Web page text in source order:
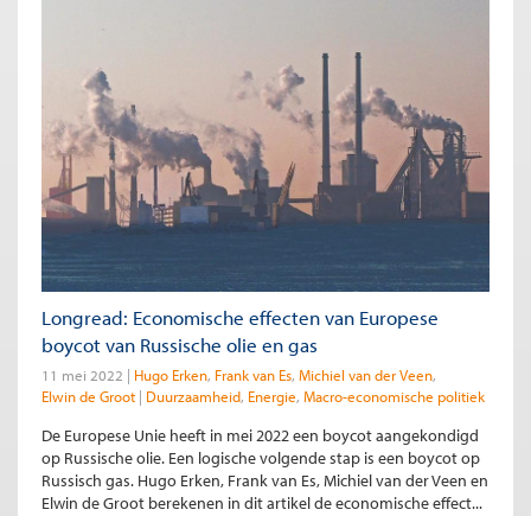
Longread: Economische effecten van Europese
boycot van Russische olie en gas
11 mei 2022 Hugo Erken Frank van Es Michiel van der Veen
Elwin de Groot
Duurzaamheid Energie Macro-economische politiek
De Europese Unie heeft in mei 2022 een boycot aangekondigd
op Russische olie. Een logische volgende stap is een boycot op
Russisch gas. Hugo Erken, Frank van Es, Michiel van der Veen en
Elwin de Groot berekenen in dit artikel de economische effect...